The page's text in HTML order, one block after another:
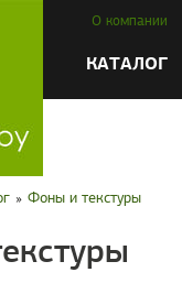
О компании
КАТАЛОГ
» Фоны и текстуры